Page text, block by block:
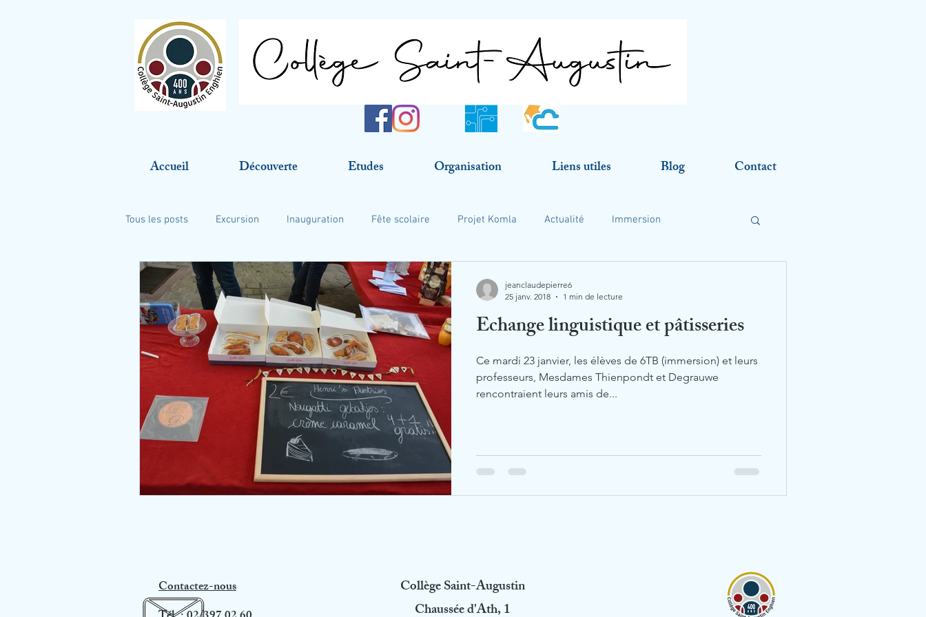
Accueil Découverte Etudes Organisation Liens utiles Blog Contact
Tous les posts Excursion Inauguration Fête scolaire Projet Komla Actualité Immersion
Echange linguistique et pâtisseries
Ce mardi 23 janvier, les élèves de 6TB (immersion) et leurs
professeurs, Mesdames Thienpondt et Degrauwe
rencontraient leurs amis de...
jeanclaudepierre6
25 janv. 2018
1 min de lecture
Contactez-nous
Collège Saint-Augustin
Chaussée d'Ath, 1